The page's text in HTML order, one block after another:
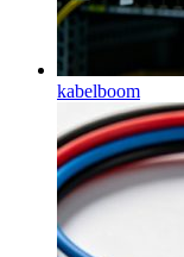
kabelboom